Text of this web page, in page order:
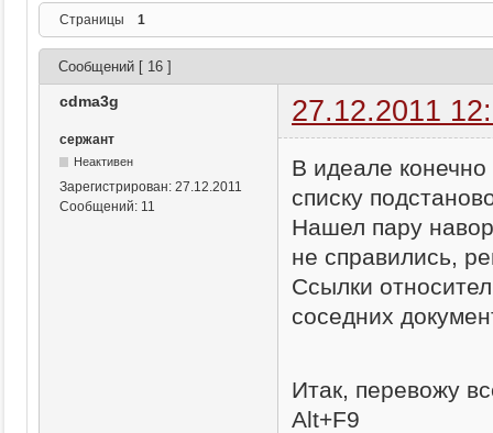
Страницы 1
Сообщений [ 16 ]
cdma3g 27.12.2011
сержант
Неактивен
Зарегистрирован: 27.12.2011
Сообщений: 11
В идеале
списку
Нашел пару
не справились,
Ссылки
соседних
Итак, перевожу
Alt+F9